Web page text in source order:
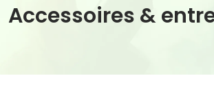
Accessoires &